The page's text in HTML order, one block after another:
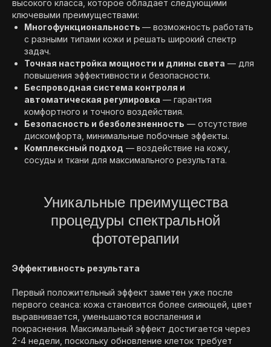
высокого класса, которое обладает следующими
ключевыми преимуществами:
Многофункциональность — возможность работать
с разными типами кожи и решать широкий спектр
задач.
Точная настройка мощности и длины света — для
повышения эффективности и безопасности.
Беспроводная система контроля и
автоматическая регулировка — гарантия
комфортного и точного воздействия.
Безопасность и безболезненность — отсутствие
дискомфорта, минимальные побочные эффекты.
Комплексный подход — воздействие на кожу,
сосуды и ткани для максимального результата.
Уникальные преимущества
процедуры спектральной
фототерапии
Эффективность результата
Первый положительный эффект заметен уже после
первого сеанса: кожа становится более сияющей, цвет
выравнивается, уменьшаются воспаления и
покраснения. Максимальный эффект достигается через
2-4 недели, поскольку обновление клеток требует